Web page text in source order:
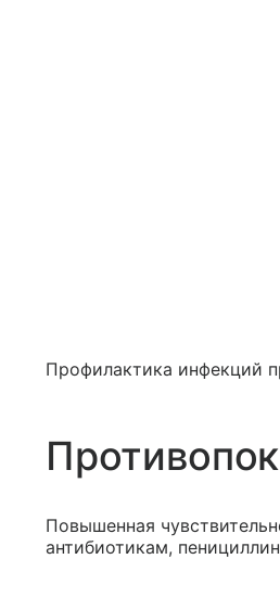
Профилактика инфекций
Повышенная
антибиотикам,